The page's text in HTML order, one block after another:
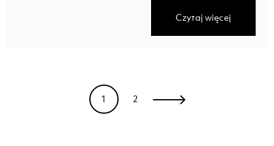
Czytaj więcej
1 2